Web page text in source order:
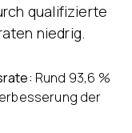
qualifizierte
niedrig.
Rund 93,6 %
der